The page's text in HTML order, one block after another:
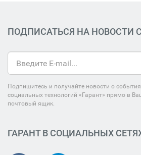
ПОДПИСАТЬСЯ НА НОВОСТИ
Подпишитесь и получайте новости о
социальных технологий «Гарант» прямо в
почтовый ящик.
ГАРАНТ В СОЦИАЛЬНЫХ